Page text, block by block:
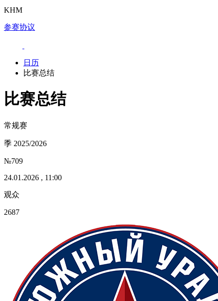
KHM
参赛协议
日历
比赛总结
比赛总结
常规赛
季 2025/2026
№709
24.01.2026 , 11:00
观众
2687